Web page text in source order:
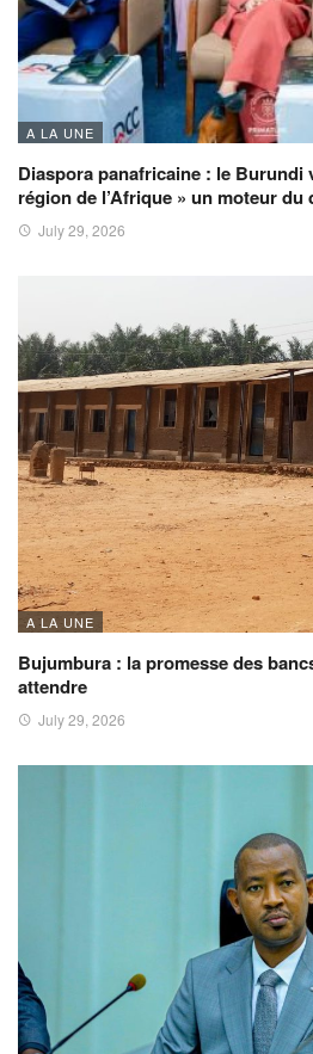
A LA UNE
Diaspora panafricaine : le Burundi
région de l’Afrique » un moteur du
July 29, 2026
A LA UNE
Bujumbura : la promesse des
attendre
July 29, 2026